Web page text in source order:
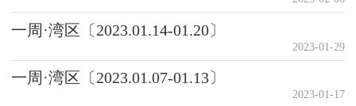
一周·湾区〔2023.01.14-01.20〕
2023-01-29
一周·湾区〔2023.01.07-01.13〕
2023-01-17